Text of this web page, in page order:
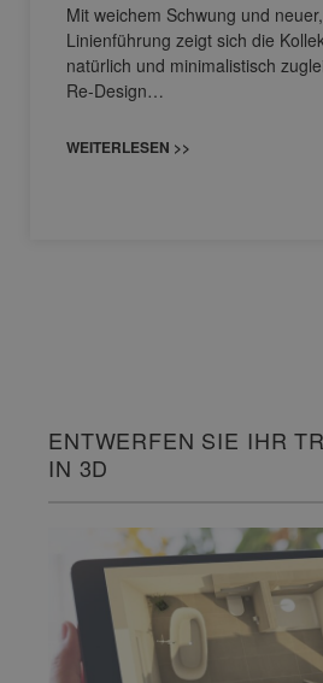
Mit weichem Schwung und
Linienführung zeigt sich die
natürlich und minimalistisch
Re-Design…
WEITERLESEN >>
ENTWERFEN SIE IHR
IN 3D